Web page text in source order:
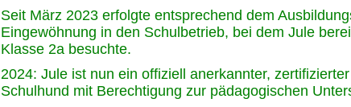
Seit März 2023 erfolgte entsprechend dem
Eingewöhnung in den Schulbetrieb, bei dem Jule
Klasse 2a besuchte.
2024: Jule ist nun ein offiziell anerkannter,
Schulhund mit Berechtigung zur pädagogischen